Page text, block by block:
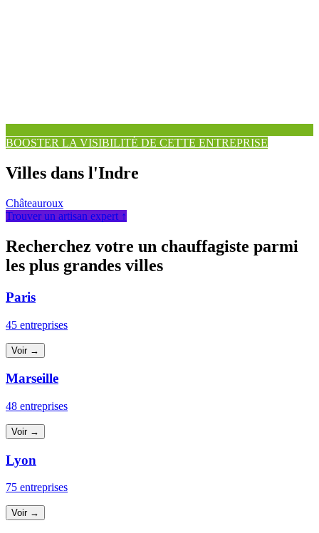
BOOSTER LA VISIBILITÉ DE CETTE ENTREPRISE
Villes dans l'Indre
Châteauroux
Trouver un artisan expert ↑
Recherchez votre un chauffagiste parmi
les plus grandes villes
Paris
45 entreprises
Voir →
Marseille
48 entreprises
Voir →
Lyon
75 entreprises
Voir →